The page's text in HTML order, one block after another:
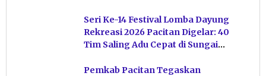
Seri Ke-14 Festival Lomba Dayung
Rekreasi 2026 Pacitan Digelar: 40
Tim Saling Adu Cepat di Sungai
Pemkab Pacitan Tegaskan